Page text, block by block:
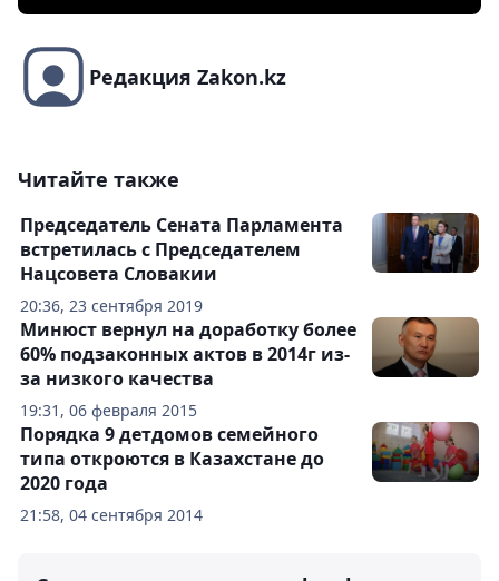
Редакция Zakon.kz
Читайте также
20:36, 23 сентября 2019
Председатель Сената Парламента
встретилась с Председателем
Нацсовета Словакии
19:31, 06 февраля 2015
Минюст вернул на доработку более
60% подзаконных актов в 2014г из-
за низкого качества
21:58, 04 сентября 2014
Порядка 9 детдомов семейного
типа откроются в Казахстане до
2020 года